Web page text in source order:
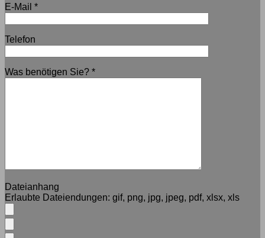
E-Mail *
Telefon
Was benötigen Sie? *
Dateianhang
Erlaubte Dateiendungen: gif, png, jpg, jpeg, pdf, xlsx, xls